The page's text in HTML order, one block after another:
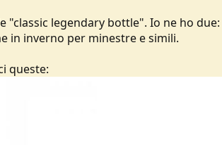
"classic legendary bottle". Io ne ho
in inverno per minestre e simili.
queste: